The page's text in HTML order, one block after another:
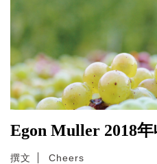
Egon Muller 2018
撰文 Cheers